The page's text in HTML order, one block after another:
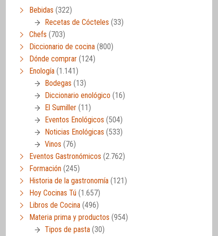
Bebidas (322)
Recetas de Cócteles (33)
Chefs (703)
Diccionario de cocina (800)
Dónde comprar (124)
Enología (1.141)
Bodegas (13)
Diccionario enológico (16)
El Sumiller (11)
Eventos Enológicos (504)
Noticias Enológicas (533)
Vinos (76)
Eventos Gastronómicos (2.762)
Formación (245)
Historia de la gastronomía (121)
Hoy Cocinas Tú (1.657)
Libros de Cocina (496)
Materia prima y productos (954)
Tipos de pasta (30)